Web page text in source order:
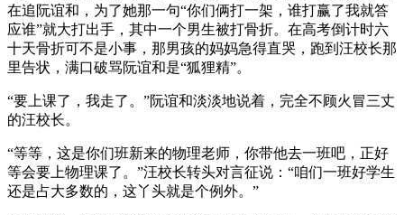
在追阮谊和，为了她那一句“你们俩打一架，谁打赢了我就答
应谁”就大打出手，其中一个男生被打骨折。在高考倒计时六
十天骨折可不是小事，那男孩的妈妈急得直哭，跑到汪校长那
里告状，满口破骂阮谊和是“狐狸精”。
“要上课了，我走了。”阮谊和淡淡地说着，完全不顾火冒三丈
的汪校长。
“等等，这是你们班新来的物理老师，你带他去一班吧，正好
等会要上物理课了。”汪校长转头对言征说：“咱们一班好学生
还是占大多数的，这丫头就是个例外。”